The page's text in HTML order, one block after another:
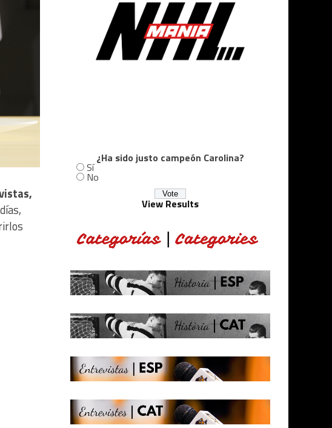
¿Ha sido justo campeón Carolina?
Sí
No
View Results